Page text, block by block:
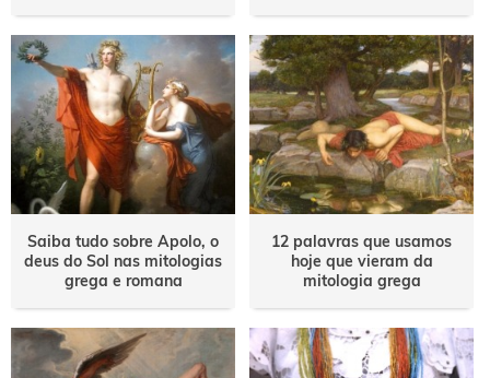
Saiba tudo sobre Apolo, o
deus do Sol nas mitologias
grega e romana
12 palavras que usamos
hoje que vieram da
mitologia grega